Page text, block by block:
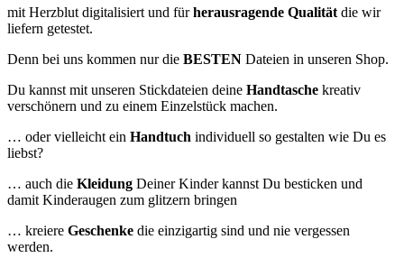
mit Herzblut digitalisiert und fürherausragende Qualität die wir
liefern getestet.
Denn bei uns kommen nur die BESTEN Dateien in unseren Shop.
Du kannst mit unseren Stickdateien deine Handtasche kreativ
verschönern und zu einem Einzelstück machen.
… oder vielleicht ein Handtuch individuell so gestalten wie Du es
liebst?
… auch die Kleidung Deiner Kinder kannst Du besticken und
damit Kinderaugen zum glitzern bringen
… kreiere Geschenke die einzigartig sind und nie vergessen
werden.